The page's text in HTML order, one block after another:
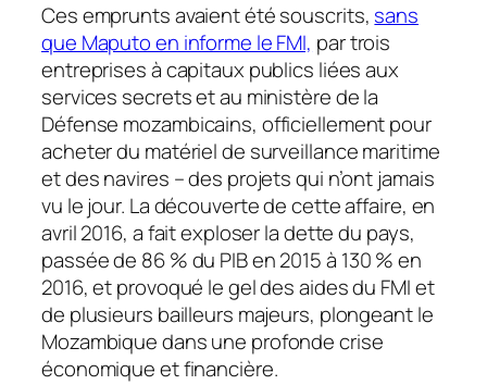
Ces emprunts avaient été souscrits, sans
que Maputo en informe le FMI, par trois
entreprises à capitaux publics liées aux
services secrets et au ministère de la
Défense mozambicains, officiellement pour
acheter du matériel de surveillance maritime
et des navires – des projets qui n’ont jamais
vu le jour. La découverte de cette affaire, en
avril 2016, a fait exploser la dette du pays,
passée de 86 % du PIB en 2015 à 130 % en
2016, et provoqué le gel des aides du FMI et
de plusieurs bailleurs majeurs, plongeant le
Mozambique dans une profonde crise
économique et financière.